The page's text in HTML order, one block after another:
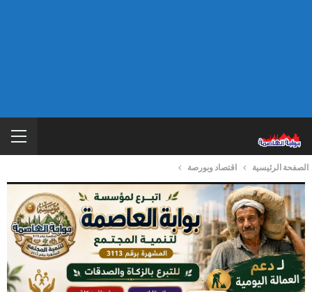
الصفحة الرئيسية اقتصاد وبورصة